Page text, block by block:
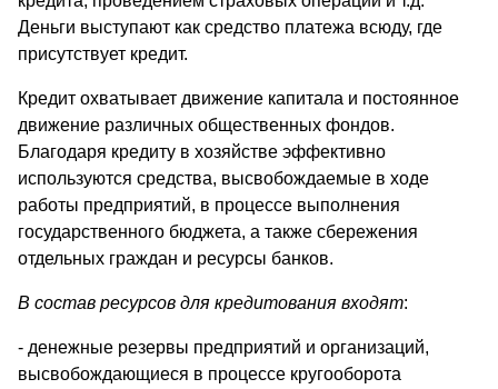
Деньги выступают как средство платежа всюду, где
присутствует кредит.
Кредит охватывает движение капитала и постоянное
движение различных общественных фондов.
Благодаря кредиту в хозяйстве эффективно
используются средства, высвобождаемые в ходе
работы предприятий, в процессе выполнения
государственного бюджета, а также сбережения
отдельных граждан и ресурсы банков.
В состав ресурсов для кредитования входят:
- денежные резервы предприятий и организаций,
высвобождающиеся в процессе кругооборота